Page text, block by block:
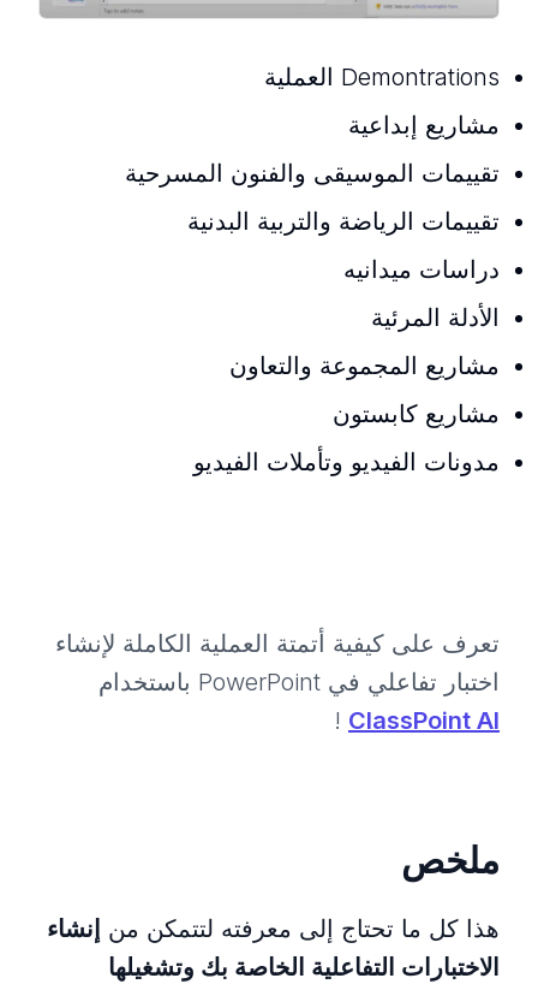
Demontrations العملية
مشاريع إبداعية
تقييمات الموسيقى والفنون المسرحية
تقييمات الرياضة والتربية البدنية
دراسات ميدانيه
الأدلة المرئية
مشاريع المجموعة والتعاون
مشاريع كابستون
مدونات الفيديو وتأملات الفيديو
تعرف على كيفية أتمتة العملية الكاملة لإنشاء
اختبار تفاعلي في PowerPoint باستخدام
ClassPoint AI
!
ملخص
هذا كل ما تحتاج إلى معرفته لتتمكن من إنشاء
الاختبارات التفاعلية الخاصة بك وتشغيلها